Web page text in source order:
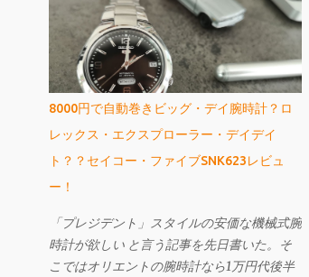
8000円で自動巻きビッグ・デイ腕時計？ロ
レックス・エクスプローラー・デイデイ
ト？？セイコー・ファイブSNK623レビュ
ー！
「プレジデント」スタイルの安価な機械式腕
時計が欲しい と言う記事を先日書いた。そ
こではオリエントの腕時計なら1万円代後半